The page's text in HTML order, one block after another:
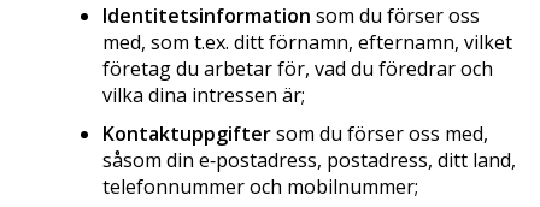
Identitetsinformation som du förser oss
med, som t.ex. ditt förnamn, efternamn, vilket
företag du arbetar för, vad du föredrar och
vilka dina intressen är;
Kontaktuppgiftersom du förser oss med,
såsom din e‑postadress, postadress, ditt land,
telefonnummer och mobilnummer;